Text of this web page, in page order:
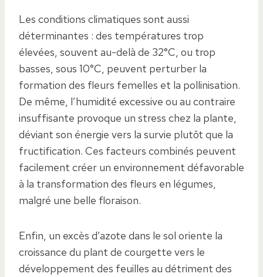
Les conditions climatiques sont aussi
déterminantes : des températures trop
élevées, souvent au-delà de 32°C, ou trop
basses, sous 10°C, peuvent perturber la
formation des fleurs femelles et la pollinisation.
De même, l’humidité excessive ou au contraire
insuffisante provoque un stress chez la plante,
déviant son énergie vers la survie plutôt que la
fructification. Ces facteurs combinés peuvent
facilement créer un environnement défavorable
à la transformation des fleurs en légumes,
malgré une belle floraison.
Enfin, un excès d’azote dans le sol oriente la
croissance du plant de courgette vers le
développement des feuilles au détriment des